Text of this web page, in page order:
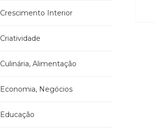
Crescimento Interior
Criatividade
Culinária, Alimentação
Economia, Negócios
Educação